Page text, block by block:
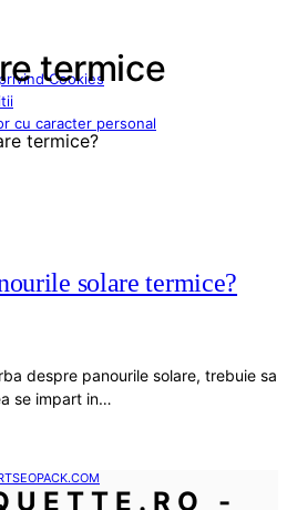
Cookies
cu caracter personal
termice
solare termice?
despre panourile solare, trebuie sa
se impart in…